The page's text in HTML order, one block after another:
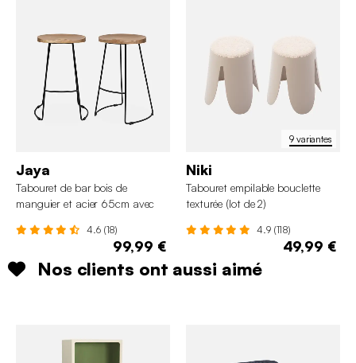
Jaya
Tabouret de bar bois de
manguier et acier 65cm avec
4.6 (18)
99,99 €
9 variantes
Niki
Tabouret empilable bouclette
texturée (lot de 2)
4.9 (118)
49,99 €
Nos clients ont aussi aimé